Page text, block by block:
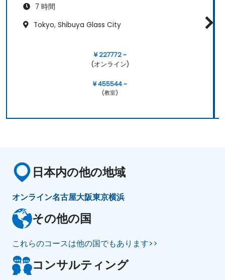
7 時間
Tokyo, Shibuya Glass City
¥ 227772 ~
(オンライン)
¥ 455544 ~
(教室)
日本内の他の地域
オンライン名古屋大阪東京横浜
その他の国
これらのコースは他の国でもあります>>
コンサルティング